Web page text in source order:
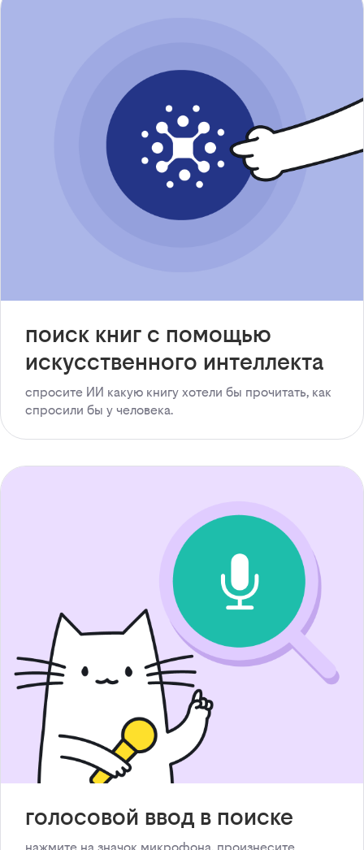
поиск книг с помощью
искусственного интеллекта
спросите ИИ какую книгу хотели бы прочитать, как
спросили бы у человека.
голосовой ввод в поиске